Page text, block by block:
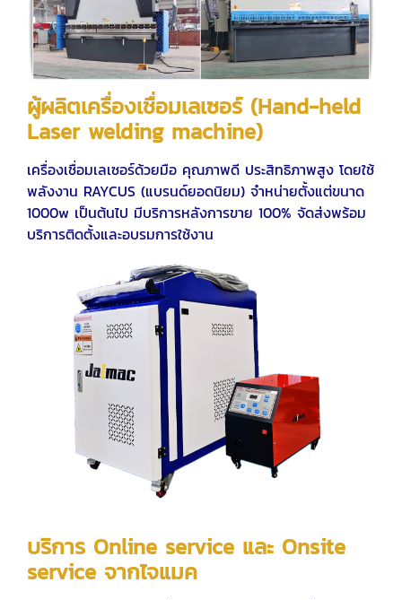
ผู้ผลิตเครื่องเชื่อมเลเซอร์ (Hand-held
Laser welding machine)
เครื่องเชื่อมเลเซอร์ด้วยมือ คุณภาพดี ประสิทธิภาพสูง โดยใช้
พลังงาน RAYCUS (แบรนด์ยอดนิยม) จำหน่ายตั้งแต่ขนาด
1000w เป็นต้นไป มีบริการหลังการขาย 100% จัดส่งพร้อม
บริการติดตั้งและอบรมการใช้งาน
บริการ Online service และ Onsite
service จากไจแมค